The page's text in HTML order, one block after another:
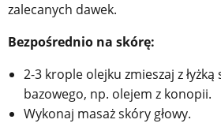
zalecanych dawek.
Bezpośrednio na skórę:
2-3 krople olejku zmieszaj z łyżką
bazowego, np. olejem z konopii.
Wykonaj masaż skóry głowy.